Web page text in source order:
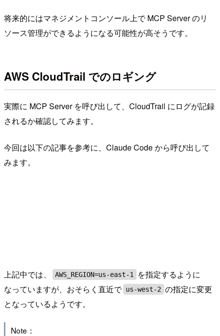
将来的にはマネジメントコンソール上で MCP Server のリ
ソース管理ができるようになる可能性が高そうです。
AWS CloudTrail でのロギング
実際に MCP Server を呼び出して、CloudTrail にログが記録
されるか確認してみます。
今回は以下の記事を参考に、Claude Code から呼び出して
みます。
上記中では、 AWS_REGION=us-east-1
を指定するように
なっていますが、おそらく直近で us-west-2 の指定に変更
となっているようです。
Note：